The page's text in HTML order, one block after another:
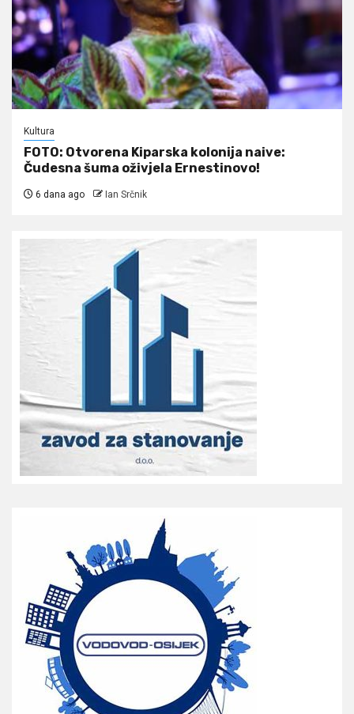
Kultura
FOTO: Otvorena Kiparska kolonija naive:
Čudesna šuma oživjela Ernestinovo!
6 dana ago Ian Srčnik